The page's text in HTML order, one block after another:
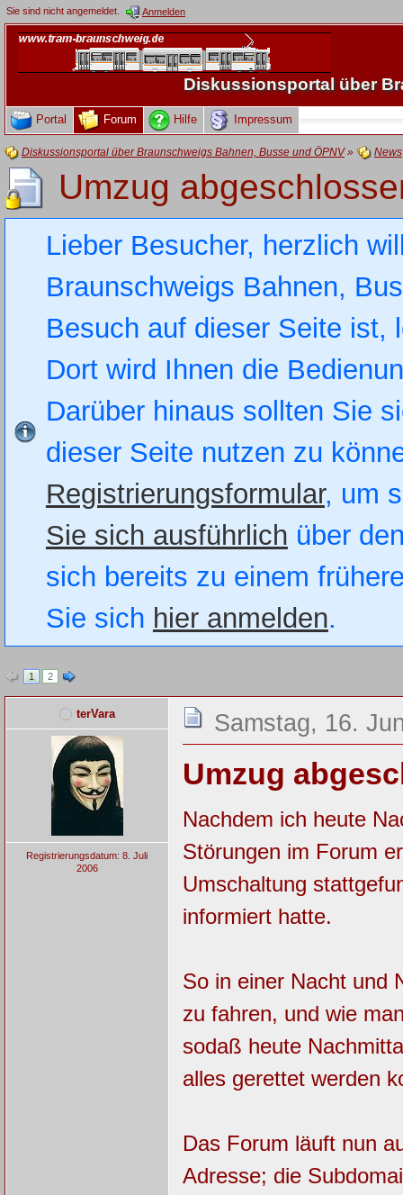
Sie sind nicht angemeldet. Anmelden
Diskussionsportal über
Portal Forum Hilfe Impressum
Diskussionsportal über Braunschweigs Bahnen, Busse und ÖPNV» News
Umzug
Lieber Besucher, herzlich
Braunschweigs Bahnen,
Besuch auf dieser Seite
Dort wird Ihnen die
Darüber hinaus sollten Sie
dieser Seite nutzen zu
Registrierungsformular, um
Sie sich ausführlich über
sich bereits zu einem
Sie sich hier anmelden.
1 2
terVara
Registrierungsdatum: 8. Juli
2006
Samstag, 16.
Umzug
Nachdem ich heute
Störungen im Forum
Umschaltung
informiert hatte.
So in einer Nacht und
zu fahren, und wie
sodaß heute
alles gerettet werden
Das Forum läuft nun
Adresse; die